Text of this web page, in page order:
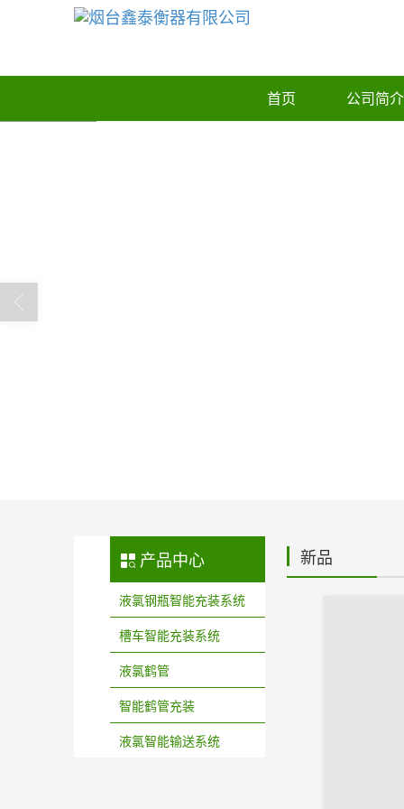
首页 公司简介
产品中心
液氯钢瓶智能充装系统
槽车智能充装系统
液氯鹤管
智能鹤管充装
液氯智能输送系统
新品